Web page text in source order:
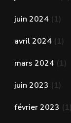
juin 2024 (1)
avril 2024 (1)
mars 2024 (1)
juin 2023 (1)
février 2023 (1)